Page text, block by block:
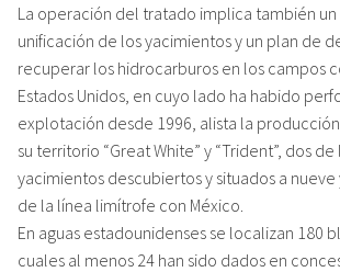
La operación del tratado implica también
unificación de los yacimientos y un plan de
recuperar los hidrocarburos en los campos
Estados Unidos, en cuyo lado ha habido
explotación desde 1996, alista la
su territorio “Great White” y “Trident”, dos
yacimientos descubiertos y situados a
de la línea limítrofe con México.
En aguas estadounidenses se localizan 180
cuales al menos 24 han sido dados en